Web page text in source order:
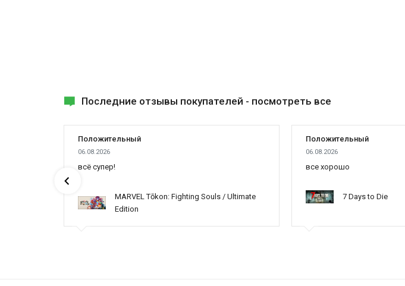
Последние отзывы покупателей - посмотреть все
Положительный
06.08.2026
всё супер!
MARVEL Tōkon: Fighting Souls / Ultimate
Edition
Положительный
06.08.2026
все хорошо
7 Days to Die